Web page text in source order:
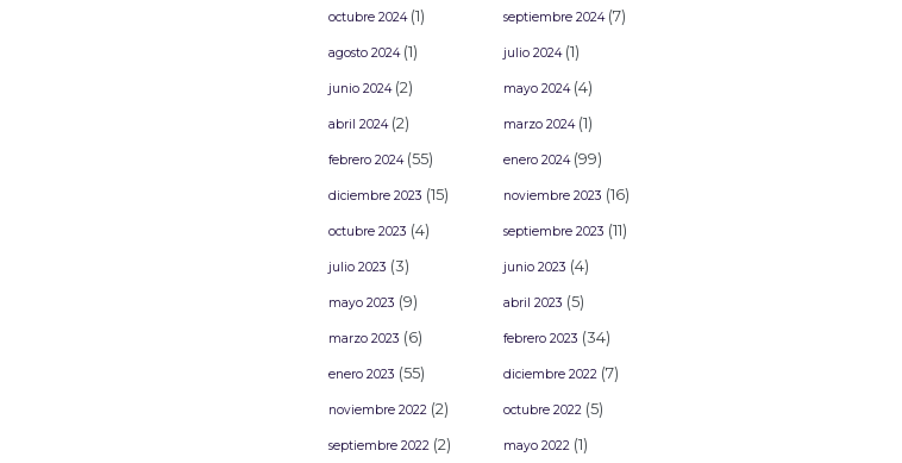
octubre 2024(1) septiembre 2024(7)
agosto 2024(1) julio 2024(1)
junio 2024(2) mayo 2024(4)
abril 2024(2) marzo 2024(1)
febrero 2024(55) enero 2024(99)
diciembre 2023 (15) noviembre 2023 (16)
octubre 2023 (4) septiembre 2023 (11)
julio 2023 (3) junio 2023 (4)
mayo 2023 (9) abril 2023 (5)
marzo 2023 (6) febrero 2023 (34)
enero 2023 (55) diciembre 2022 (7)
noviembre 2022 (2) octubre 2022 (5)
septiembre 2022 (2) mayo 2022 (1)